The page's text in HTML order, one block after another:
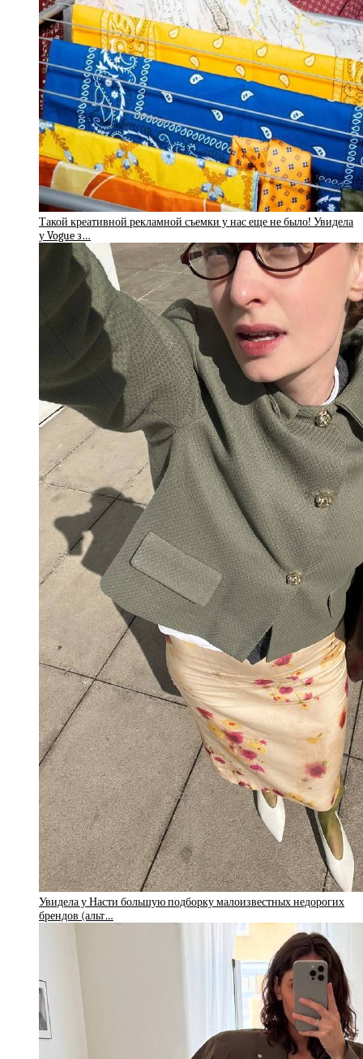
Такой креативной рекламной съемки у нас еще не было! Увидела
у Vogue з…
Увидела у Насти большую подборку малоизвестных недорогих
брендов (альт…